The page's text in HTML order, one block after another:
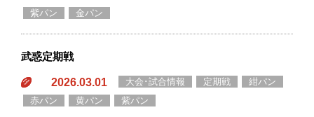
紫パン 金パン
武惑定期戦
2026.03.01 大会･試合情報 定期戦
紺パン
赤パン
黄パン 紫パン